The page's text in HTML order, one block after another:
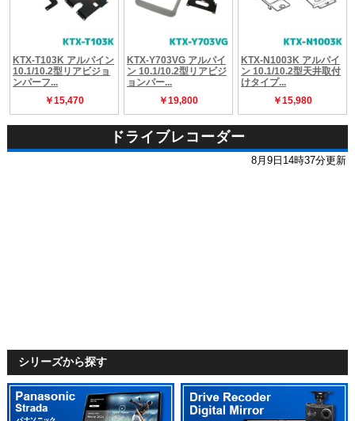
ドライブレコーダー
シリーズから探す